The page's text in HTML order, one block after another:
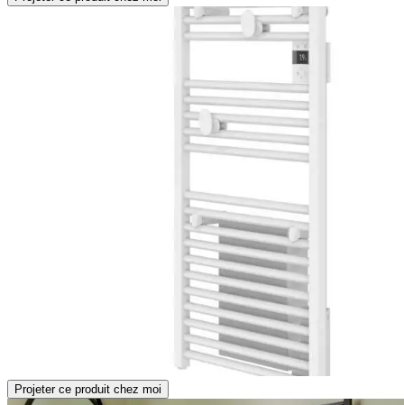
Projeter ce produit chez moi